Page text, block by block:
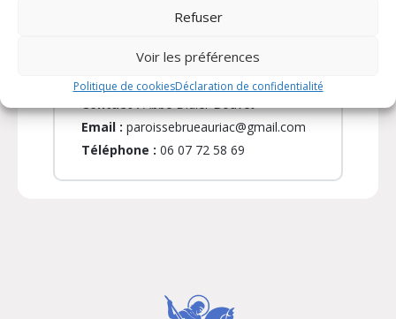
Refuser
Voir les préférences
Politique de cookiesDéclaration de confidentialité
INFORMATIONS PRATIQUES
Contact :Abbé Didier Bouvet
Email : paroissebrueauriac@gmail.com
Téléphone : 06 07 72 58 69